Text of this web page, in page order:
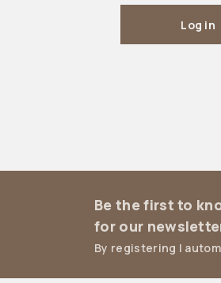
Log in
Be the first to
for our
By registering I